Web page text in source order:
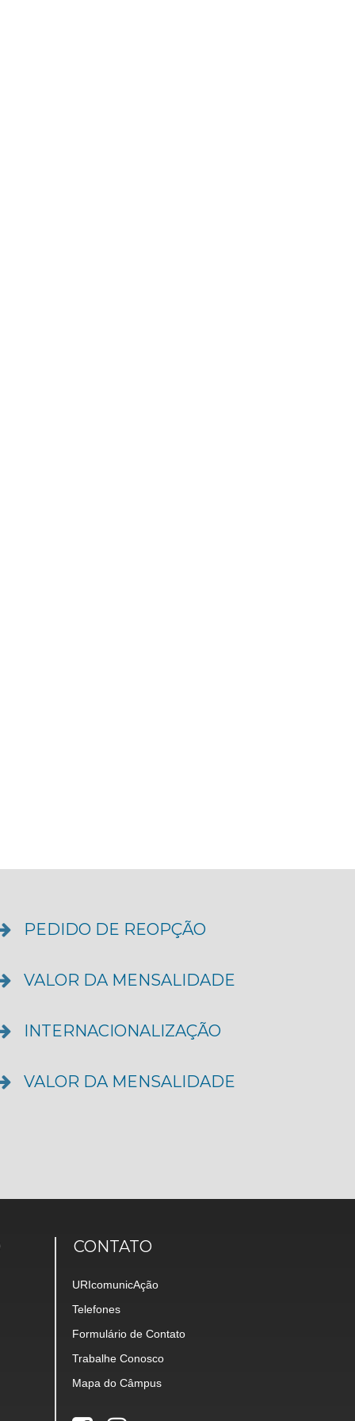
PEDIDO DE REOPÇÃO
VALOR DA MENSALIDADE
INTERNACIONALIZAÇÃO
VALOR DA MENSALIDADE
CONTATO
URIcomunicAção
Telefones
Formulário de Contato
Trabalhe Conosco
Mapa do Câmpus